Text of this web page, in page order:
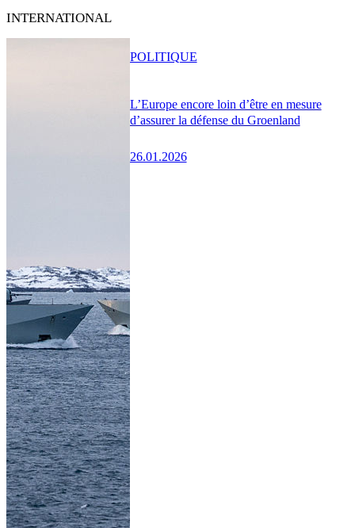
INTERNATIONAL
L’Europe encore loin d’être en mesure
d’assurer la défense du Groenland
26.01.2026
POLITIQUE